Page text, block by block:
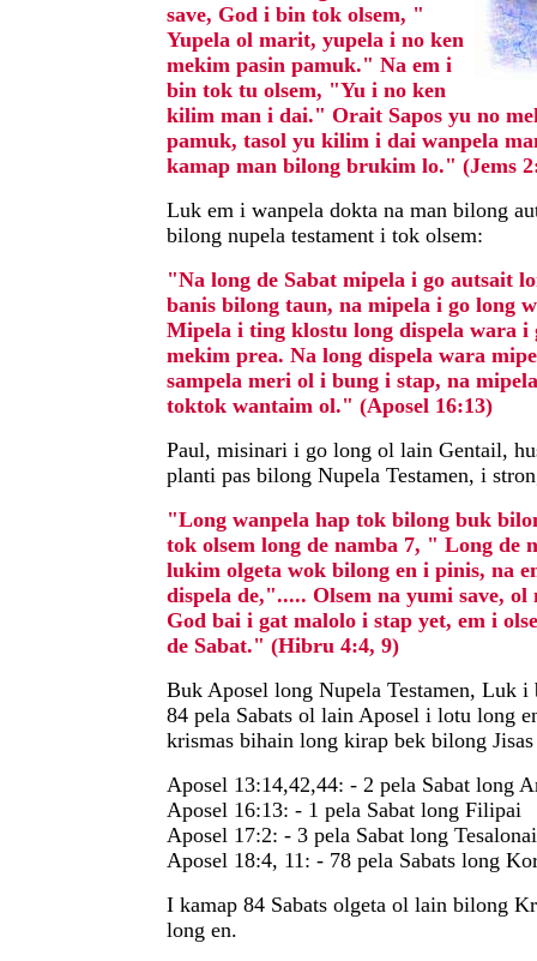
save, God i bin tok olsem, "
Yupela ol marit, yupela i no ken
mekim pasin pamuk." Na em i
bin tok tu olsem, "Yu i no ken
kilim man i dai." Orait Sapos yu no
pamuk, tasol yu kilim i dai wanpela
kamap man bilong brukim lo." (Jems
Luk em i wanpela dokta na man bilong
bilong nupela testament i tok olsem:
"Na long de Sabat mipela i go autsait
banis bilong taun, na mipela i go long
Mipela i ting klostu long dispela wara i
mekim prea. Na long dispela wara
sampela meri ol i bung i stap, na
toktok wantaim ol." (Aposel 16:13)
Paul, misinari i go long ol lain Gentail,
planti pas bilong Nupela Testamen, i
"Long wanpela hap tok bilong buk
tok olsem long de namba 7, " Long de
lukim olgeta wok bilong en i pinis, na
dispela de,"..... Olsem na yumi save,
God bai i gat malolo i stap yet, em i
de Sabat." (Hibru 4:4, 9)
Buk Aposel long Nupela Testamen, Luk
84 pela Sabats ol lain Aposel i lotu long
krismas bihain long kirap bek bilong
Aposel 13:14,42,44: - 2 pela Sabat long
Aposel 16:13: - 1 pela Sabat long Filipai
Aposel 17:2: - 3 pela Sabat long
Aposel 18:4, 11: - 78 pela Sabats long
I kamap 84 Sabats olgeta ol lain bilong
long en.